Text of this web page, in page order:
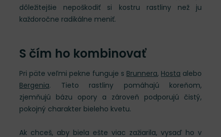
dôležitejšie nepoškodiť si kostru rastliny než ju
každoročne radikálne meniť.
S čím ho kombinovať
Pri päte veľmi pekne funguje s Brunnera, Hosta alebo
Bergenia. Tieto rastliny pomáhajú koreňom,
zjemňujú bázu opory a zároveň podporujú čistý,
pokojný charakter bieleho kvetu.
Ak chceš, aby biela ešte viac zažiarila, vysaď ho v